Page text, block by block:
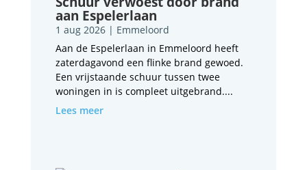
aan Espelerlaan
1 aug 2026| Emmeloord
Aan de Espelerlaan in Emmeloord heeft
zaterdagavond een flinke brand gewoed.
Een vrijstaande schuur tussen twee
woningen in is compleet uitgebrand....
Lees meer